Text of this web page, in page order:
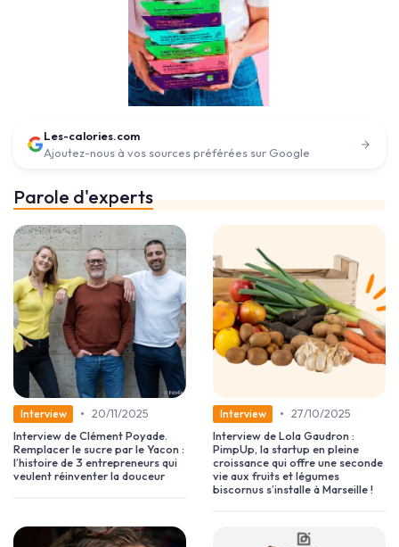
Les-calories.com
Ajoutez-nous à vos sources préférées sur Google
Parole d'experts
Interview • 20/11/2025
Interview de Clément Poyade.
Remplacer le sucre par le Yacon :
l’histoire de 3 entrepreneurs qui
veulent réinventer la douceur
Interview • 27/10/2025
Interview de Lola Gaudron :
PimpUp, la startup en pleine
croissance qui offre une seconde
vie aux fruits et légumes
biscornus s’installe à Marseille !